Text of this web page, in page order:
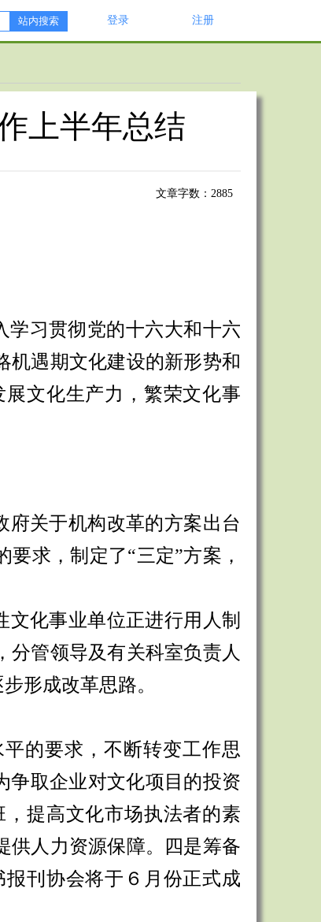
登录 注册
上半年总结
文章字数：2885
学习贯彻党的十六大和十六
机遇期文化建设的新形势和
文化生产力，繁荣文化事
府关于机构改革的方案出台
要求，制定了“三定”方案，
化事业单位正进行用人制
分管领导及有关科室负责人
形成改革思路。
的要求，不断转变工作思
争取企业对文化项目的投资
提高文化市场执法者的素
供人力资源保障。四是筹备
刊协会将于６月份正式成